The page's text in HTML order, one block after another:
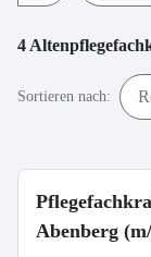
4
Sortieren nach:
Abenberg